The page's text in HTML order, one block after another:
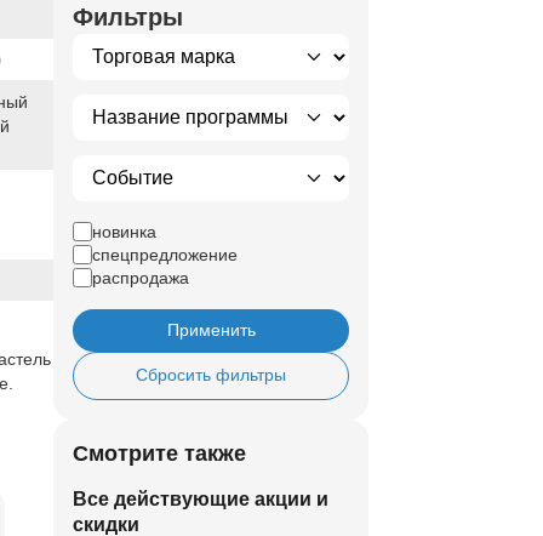
Фильтры
новинка
спецпредложение
распродажа
Применить
Сбросить фильтры
Смотрите также
Все действующие акции и
скидки